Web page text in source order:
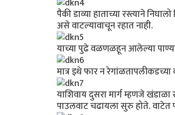
पैकी डाव्या हाताच्या रस्त्याने
असे वाटल्यावाचून रहात नाही.
याच्या पुढे वळणळहून आलेल्या
मात्र इथे फार न
याशिवाय दुसरा मार्ग म्हणजे
पाउलवाट चढायला सुरु होते. वाटेत